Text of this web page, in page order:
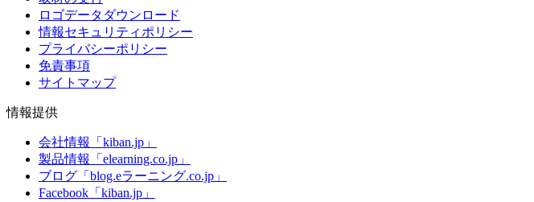
ロゴデータダウンロード
情報セキュリティポリシー
プライバシーポリシー
免責事項
サイトマップ
情報提供
会社情報「kiban.jp」
製品情報「elearning.co.jp」
ブログ「blog.eラーニング.co.jp」
Facebook「kiban.jp」